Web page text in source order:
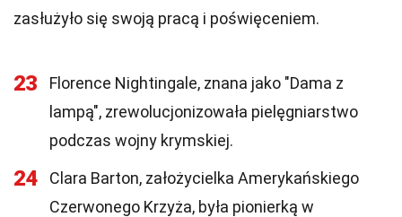
zasłużyło się swoją pracą i poświęceniem.
23
Florence Nightingale, znana jako "Dama z
lampą", zrewolucjonizowała pielęgniarstwo
podczas wojny krymskiej.
24
Clara Barton, założycielka Amerykańskiego
Czerwonego Krzyża, była pionierką w